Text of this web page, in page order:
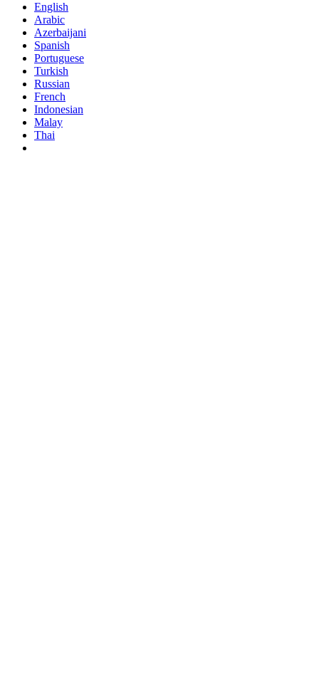
English
Arabic
Azerbaijani
Spanish
Portuguese
Turkish
Russian
French
Indonesian
Malay
Thai